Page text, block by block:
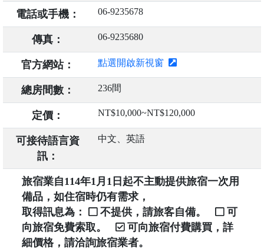
電話或手機： 06-9235678
傳真： 06-9235680
官方網站： 點選開啟新視窗
總房間數： 236間
定價： NT$10,000~NT$120,000
可接待語言資
訊：
中文、英語
旅宿業自114年1月1日起不主動提供旅宿一次用
備品，如住宿時仍有需求，
取得訊息為：
不提供，請旅客自備。
可
向旅宿免費索取。
可向旅宿付費購買，詳
細價格，請洽詢旅宿業者。